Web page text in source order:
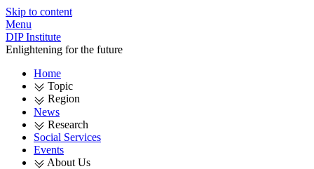
Skip to content
Menu
DIP Institute
Enlightening for the future
Home
Topic
Region
News
Research
Social Services
Events
About Us